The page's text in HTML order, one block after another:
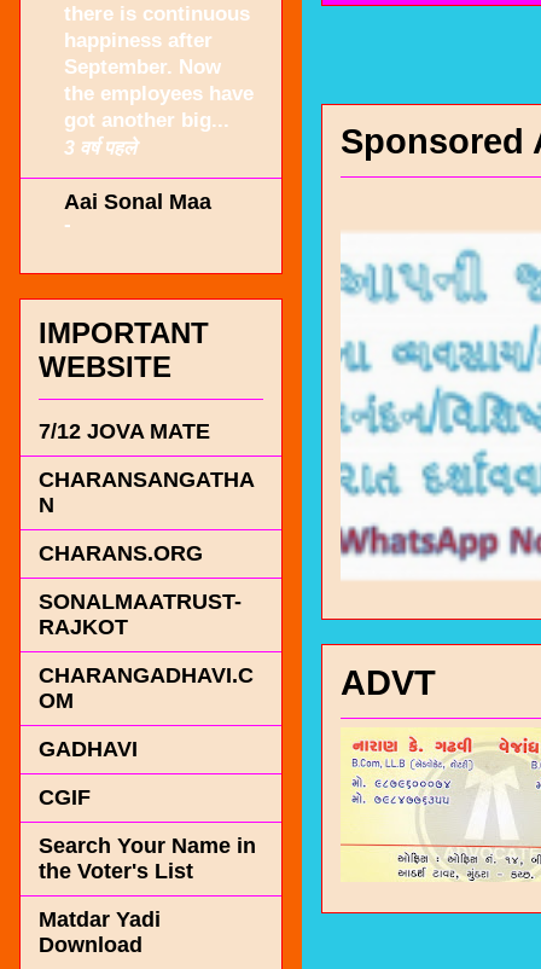
Sponsored
ADVT
there is continuous
happiness after
September. Now
the employees have
got another big...
3 वर्ष पहले
Aai Sonal Maa
-
IMPORTANT
WEBSITE
7/12 JOVA MATE
CHARANSANGATHA
N
CHARANS.ORG
SONALMAATRUST-
RAJKOT
CHARANGADHAVI.C
OM
GADHAVI
CGIF
Search Your Name in
the Voter's List
Matdar Yadi
Download